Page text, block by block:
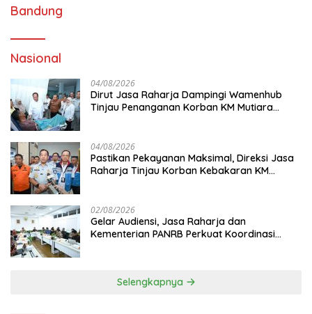
Bandung
Nasional
04/08/2026
Dirut Jasa Raharja Dampingi Wamenhub
Tinjau Penanganan Korban KM Mutiara
04/08/2026
Pastikan Pekayanan Maksimal, Direksi Jasa
Raharja Tinjau Korban Kebakaran KM
02/08/2026
Gelar Audiensi, Jasa Raharja dan
Kementerian PANRB Perkuat Koordinasi
Selengkapnya